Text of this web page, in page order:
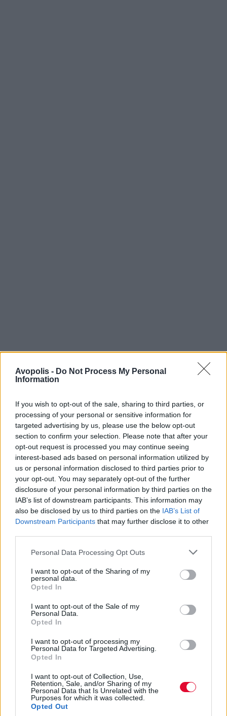
Avopolis - Do Not Process My Personal
Information
If you wish to opt-out of the sale, sharing to third parties, or
processing of your personal or sensitive information for
targeted advertising by us, please use the below opt-out
section to confirm your selection. Please note that after your
opt-out request is processed you may continue seeing
interest-based ads based on personal information utilized by
us or personal information disclosed to third parties prior to
your opt-out. You may separately opt-out of the further
disclosure of your personal information by third parties on the
IAB’s list of downstream participants. This information may
also be disclosed by us to third parties on the IAB’s List of
Downstream Participants that may further disclose it to other
Personal Data Processing Opt Outs
I want to opt-out of the Sharing of my
personal data.
Opted In
I want to opt-out of the Sale of my
Personal Data.
Opted In
I want to opt-out of processing my
Personal Data for Targeted Advertising.
Opted In
I want to opt-out of Collection, Use,
Retention, Sale, and/or Sharing of my
Personal Data that Is Unrelated with the
Purposes for which it was collected.
Opted Out